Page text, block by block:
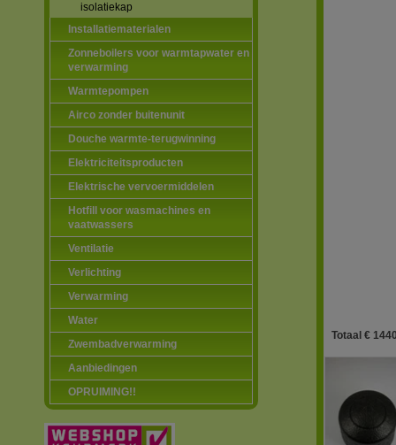
isolatiekap
Installatiematerialen
Zonneboilers voor warmtapwater en
verwarming
Warmtepompen
Airco zonder buitenunit
Douche warmte-terugwinning
Elektriciteitsproducten
Elektrische vervoermiddelen
Hotfill voor wasmachines en
vaatwassers
Ventilatie
Verlichting
Verwarming
Water
Zwembadverwarming
Aanbiedingen
OPRUIMING!!
Totaal €